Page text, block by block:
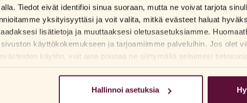
Tiedot eivät identifioi sinua suoraan, mutta ne voivat tarjota
yksityisyyttäsi ja voit valita, mitkä evästeet haluat
lisätietoja ja muuttaaksesi oletusasetuksiamme.
käyttökokemukseen ja tarjoamiimme palveluihin. Jos olet
käytön, voit aina poistaa ne siirtymällä selaimesi
Hallinnoi asetuksia
siitä, minkälaisen pillerin ottaa. Lääke otetaan kun aiotaan harrastaa
se sopii potilaalle paremmin.
se lisää suorituspainetta. Silloin voi tehdä sen sijaan niin, että ottaa